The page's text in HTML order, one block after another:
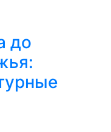
до